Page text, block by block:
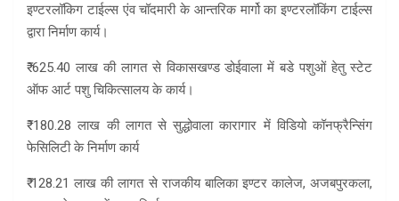
इण्टरलॉकिग टाईल्स एंव चॉदमारी के आन्तरिक मार्गो का इण्टरलॉकिंग टाईल्स
द्वारा निर्माण कार्य।
₹ 625.40 लाख की लागत से विकासखण्ड डोईवाला में बडे पशुओं हेतु स्टेट
ऑफ आर्ट पशु चिकित्सालय के कार्य।
₹ 180.28 लाख की लागत से सुद्धोवाला कारागार में विडियो कॉनफ्रैन्सिंग
फेसिलिटी के निर्माण कार्य
₹ 128.21 लाख की लागत से राजकीय बालिका इण्टर कालेज, अजबपुरकला,